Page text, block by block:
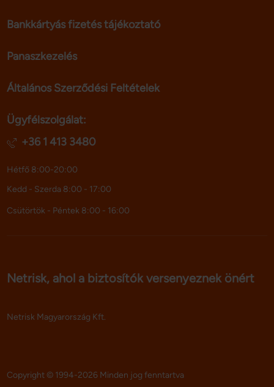
Bankkártyás fizetés tájékoztató
Panaszkezelés
Általános Szerződési Feltételek
Ügyfélszolgálat:
+36 1 413 3480
Hétfő 8:00-20:00
Kedd - Szerda 8:00 - 17:00
Csütörtök - Péntek 8:00 - 16:00
Netrisk, ahol a biztosítók versenyeznek önért
Netrisk Magyarország Kft.
Copyright © 1994-2026 Minden jog fenntartva